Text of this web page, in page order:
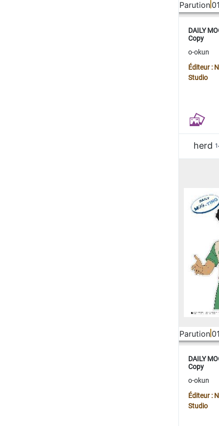
Parution
DAILY
Copy
o-okun
Éditeur :
Studio
herd
Parution
DAILY
Copy
o-okun
Éditeur :
Studio